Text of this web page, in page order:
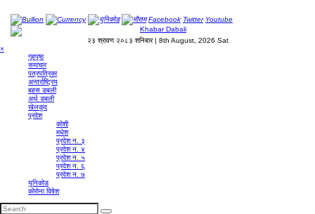
Bullion Currency युनिकोड मौसम Facebook Twitter Youtube
२३ श्रावण २०८३ शनिबार | 8th August, 2026 Sat
×
गृहपृष्‍ठ
समाचार
पत्रपत्रिका
अन्तर्राष्ट्रिय
बहस डबली
अर्थ डबली
खेलकुद
प्रदेश
कोशी
मधेश
प्रदेश न. ३
प्रदेश न. ४
प्रदेश न. ५
प्रदेश न. ६
प्रदेश न. ७
युनिकोड
कोरोना विषेश